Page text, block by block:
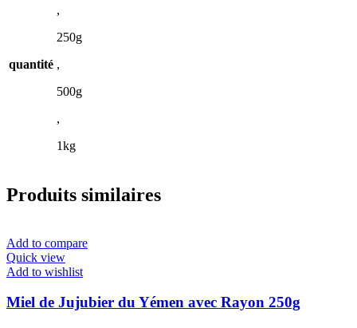
quantité
,
250g
,
500g
,
1kg
Produits similaires
Add to compare
Quick view
Add to wishlist
Miel de Jujubier du Yémen avec Rayon 250g